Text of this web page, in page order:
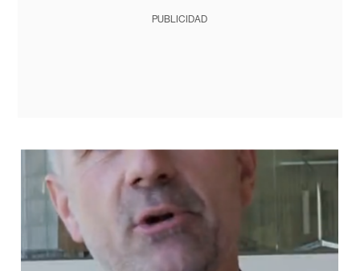
PUBLICIDAD